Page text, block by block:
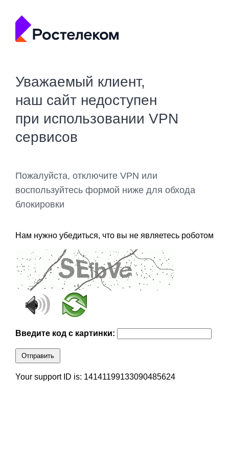
Уважаемый клиент,
наш сайт недоступен
при использовании VPN
сервисов
Пожалуйста, отключите VPN или
воспользуйтесь формой ниже для обхода
блокировки
Нам нужно убедиться, что вы не являетесь роботом
Введите код с картинки:
Отправить
Your support ID is: 14141199133090485624